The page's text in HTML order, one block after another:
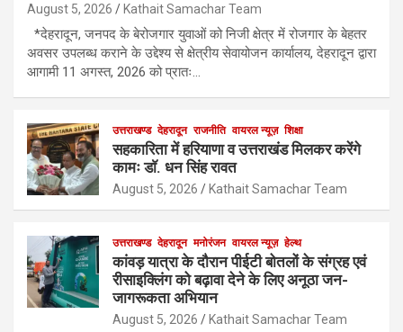
August 5, 2026 Kathait Samachar Team
*देहरादून, जनपद के बेरोजगार युवाओं को निजी क्षेत्र में रोजगार के बेहतर
अवसर उपलब्ध कराने के उद्देश्य से क्षेत्रीय सेवायोजन कार्यालय, देहरादून द्वारा
आगामी 11 अगस्त, 2026 को प्रातः…
उत्तराखण्ड देहरादून राजनीति वायरल न्यूज़ शिक्षा
सहकारिता में हरियाणा व उत्तराखंड मिलकर करेंगे
कामः डाॅ. धन सिंह रावत
August 5, 2026 Kathait Samachar Team
उत्तराखण्ड देहरादून मनोरंजन वायरल न्यूज़ हेल्थ
कांवड़ यात्रा के दौरान पीईटी बोतलों के संग्रह एवं
रीसाइक्लिंग को बढ़ावा देने के लिए अनूठा जन-
जागरूकता अभियान
August 5, 2026 Kathait Samachar Team